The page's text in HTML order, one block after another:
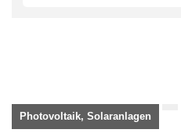
Photovoltaik, Solaranlagen